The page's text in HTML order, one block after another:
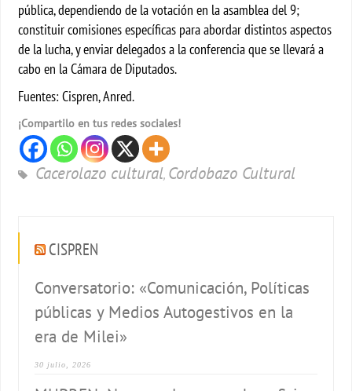
pública, dependiendo de la votación en la asamblea del 9;
constituir comisiones específicas para abordar distintos aspectos
de la lucha, y enviar delegados a la conferencia que se llevará a
cabo en la Cámara de Diputados.
Fuentes: Cispren, Anred.
¡Compartilo en tus redes sociales!
Cacerolazo cultural, Cordobazo Cultural
CISPREN
Conversatorio: «Comunicación, Políticas
públicas y Medios Autogestivos en la
era de Milei»
30 julio, 2026